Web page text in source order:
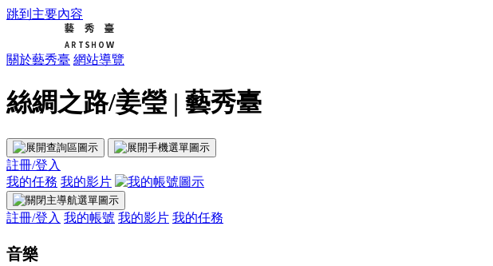
跳到主要內容
關於藝秀臺 網站導覽
絲綢之路/姜瑩 | 藝秀臺
註冊/登入
我的任務 我的影片
註冊/登入 我的帳號 我的影片 我的任務
音樂